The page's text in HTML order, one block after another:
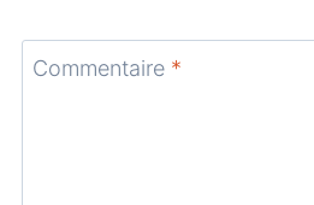
Commentaire *